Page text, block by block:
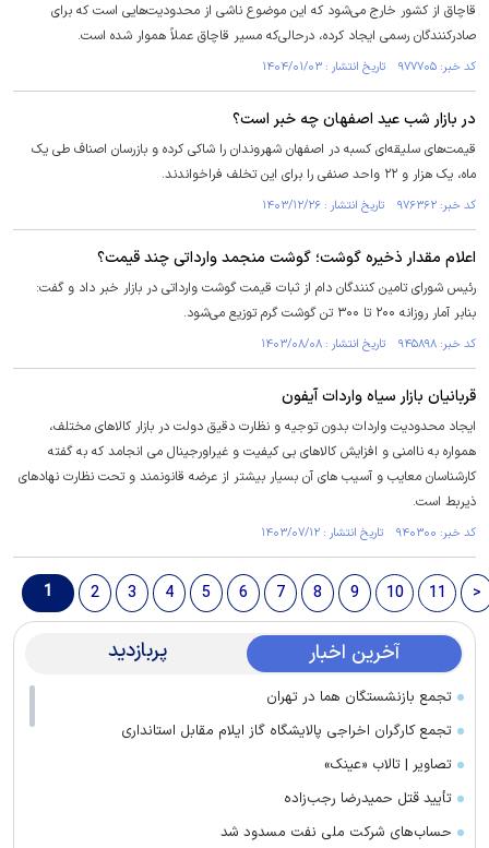
قاچاق از کشور خارج می‌شود که این موضوع ناشی از محدودیت‌هایی است که برای
صادرکنندگان رسمی ایجاد کرده، درحالی‌که مسیر قاچاق عملاً هموار شده است.
کد خبر: ۹۷۷۷۰۵ تاریخ انتشار : ۱۴۰۴/۰۱/۰۳
در بازار شب عید اصفهان چه خبر است؟
قیمت‌های سلیقه‌ای کسبه در اصفهان شهروندان را شاکی کرده و بازرسان اصناف طی یک
ماه، یک هزار و ۲۲ واحد صنفی را برای این تخلف فراخواندند.
کد خبر: ۹۷۶۳۶۲ تاریخ انتشار : ۱۴۰۳/۱۲/۲۶
اعلام مقدار ذخیره گوشت؛ گوشت منجمد وارداتی چند قیمت؟
رئیس شورای تامین کنندگان دام از ثبات قیمت گوشت وارداتی در بازار خبر داد و گفت:
بنابر آمار روزانه ۲۰۰ تا ۳۰۰ تن گوشت گرم توزیع می‌شود.
کد خبر: ۹۴۵۸۹۸ تاریخ انتشار : ۱۴۰۳/۰۸/۰۸
قربانیان بازار سیاه واردات آیفون
ایجاد محدودیت واردات بدون توجیه و نظارت دقیق دولت در بازار کالاهای مختلف،
همواره به ناامنی و افزایش کالاهای بی کیفیت و غیراورجینال می انجامد که به گفته
کارشناسان معایب و آسیب های آن بسیار بیشتر از عرضه قانونمند و تحت نظارت نهادهای
ذیربط است.
کد خبر: ۹۴۰۳۰۰ تاریخ انتشار : ۱۴۰۳/۰۷/۱۲
1 2 3 4 5 6 7 8 9 10 11 >
آخرین اخبار پربازدید
تجمع بازنشستگان هما در تهران
تجمع کارگران اخراجی پالایشگاه گاز ایلام مقابل استانداری
تصاویر | تالاب «عینک»
تأیید قتل حمیدرضا رجب‌زاده
حساب‌های شرکت ملی نفت مسدود شد